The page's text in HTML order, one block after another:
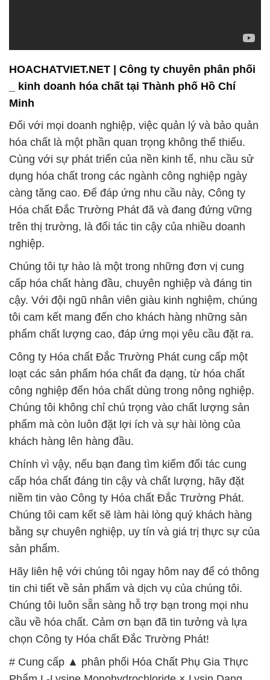
Đối với mọi doanh nghiệp, việc quản lý và bảo quản
hóa chất là một phần quan trọng không thể thiếu.
Cùng với sự phát triển của nền kinh tế, nhu cầu sử
dụng hóa chất trong các ngành công nghiệp ngày
càng tăng cao. Để đáp ứng nhu cầu này, Công ty
Hóa chất Đắc Trường Phát đã và đang đứng vững
trên thị trường, là đối tác tin cậy của nhiều doanh
nghiệp.
Chúng tôi tự hào là một trong những đơn vị cung
cấp hóa chất hàng đầu, chuyên nghiệp và đáng tin
cậy. Với đội ngũ nhân viên giàu kinh nghiệm, chúng
tôi cam kết mang đến cho khách hàng những sản
phẩm chất lượng cao, đáp ứng mọi yêu cầu đặt ra.
Công ty Hóa chất Đắc Trường Phát cung cấp một
loạt các sản phẩm hóa chất đa dạng, từ hóa chất
công nghiệp đến hóa chất dùng trong nông nghiệp.
Chúng tôi không chỉ chú trọng vào chất lượng sản
phẩm mà còn luôn đặt lợi ích và sự hài lòng của
khách hàng lên hàng đầu.
Chính vì vậy, nếu bạn đang tìm kiếm đối tác cung
cấp hóa chất đáng tin cậy và chất lượng, hãy đặt
niềm tin vào Công ty Hóa chất Đắc Trường Phát.
Chúng tôi cam kết sẽ làm hài lòng quý khách hàng
bằng sự chuyên nghiệp, uy tín và giá trị thực sự của
sản phẩm.
Hãy liên hệ với chúng tôi ngay hôm nay để có thông
tin chi tiết về sản phẩm và dịch vụ của chúng tôi.
Chúng tôi luôn sẵn sàng hỗ trợ bạn trong mọi nhu
cầu về hóa chất. Cảm ơn bạn đã tin tưởng và lựa
chọn Công ty Hóa chất Đắc Trường Phát!
# Cung cấp ▲ phân phối Hóa Chất Phụ Gia Thực
Phẩm L-Lysine Monohydrochloride × Lysin Dạng
Bột
# Cty chuyên phân phối / cung ứng Hóa Chất Phụ
Gia Thực Phẩm L-Lysine Monohydrochloride ×
Lysin Dạng Bột